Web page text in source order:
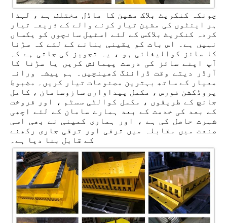
چونکہ کنکریٹ بلاک مشین کا ماڈل مختلف ہے ، لہذا
ہر اینٹوں کی مشین تیار کرنے والے کے ذریعہ تیار
کردہ کنکریٹ بلاکس کے لئے اسٹیل سانچوں کو یکساں
نہیں ہے۔ اس بات کو یقینی بنانے کے لئے کہ سڑنا
کا سائز کوالیفائی ہو ، یہ تجویز کی جاتی ہے کہ
آپ اپنے سائز کی درست پیمائش کریں یا سڑنا کا
آرڈر دیتے وقت ڈرائنگ کھینچیں۔ ہم پیشہ ورانہ
معیار کے ساتھ بہترین مصنوعات تیار کریں۔ مضبوط
پروڈکشن فورس ، مکمل پیداواری سازوسامان ، کامل
جانچ کے طریقوں ، مکمل کوالٹی سسٹم ، اور فروخت
کے بعد کی خدمت کے بعد ہمارے سامان کے لئے اچھی
شہرت حاصل کی ہے ، اور ہماری کمپنی نے بھی اسی
صنعت میں مقابلہ میں ترقی اور ترقی جاری رکھنے